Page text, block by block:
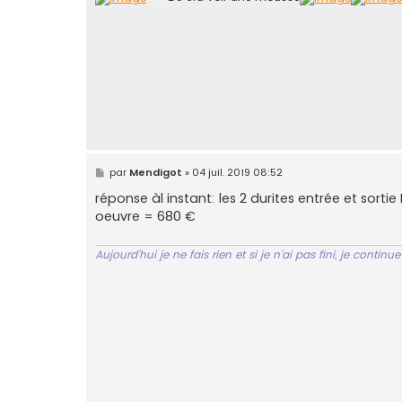
M
e
s
s
a
par Mendigot » 04 juil. 2019 08:52
réponse àl instant: les 2 durites entrée et sortie
oeuvre = 680 €
Aujourd'hui je ne fais rien et si je n'ai pas fini, je